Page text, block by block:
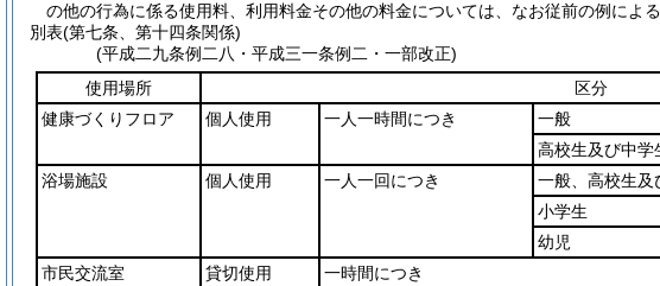
の他の行為に係る使用料、利用料金その他の料金については、なお従前の例による
別表(第七条、第十四条関係)
(平成二九条例二八・平成三一条例二・一部改正)
使用場所
区分
健康づくりフロア
個人使用 一人一時間につき 一般
高校生及び中学
浴場施設
個人使用 一人一回につき 一般、高校生及
小学生
幼児
市民交流室
貸切使用 一時間につき